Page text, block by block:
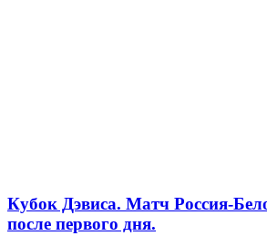
Кубок Дэвиса. Матч Россия-
после первого дня.